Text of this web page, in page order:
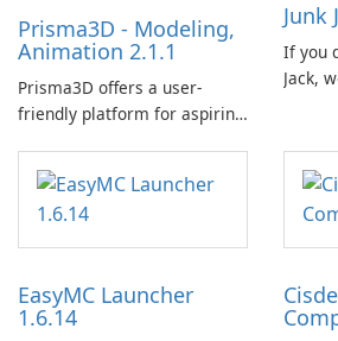
对电子书进行分类、标记和搜
索。它提供强大的图书馆管理
功能，以保持电子书收藏井井
有条。 电子书格式转换： 用户
Prisma3D - Modeling,
Animation 2.1.1
Prisma3D offers a user-
friendly platform for aspiring
imagination to life. With a
wide range of tools and
features, this app allows
users to easily design 3D
captivating animated scenes.
Junk
If you
Jack,
This
began! Junk Jack
EasyMC Launcher
1.6.14